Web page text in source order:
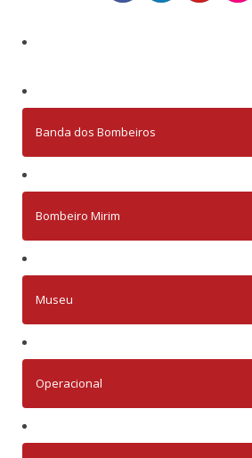
Banda dos Bombeiros
Bombeiro Mirim
Museu
Operacional